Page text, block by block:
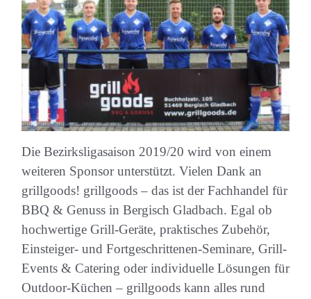
Die Bezirksligasaison 2019/20 wird von einem
weiteren Sponsor unterstützt. Vielen Dank an
grillgoods! grillgoods – das ist der Fachhandel für
BBQ & Genuss in Bergisch Gladbach. Egal ob
hochwertige Grill-Geräte, praktisches Zubehör,
Einsteiger- und Fortgeschrittenen-Seminare, Grill-
Events & Catering oder individuelle Lösungen für
Outdoor-Küchen – grillgoods kann alles rund